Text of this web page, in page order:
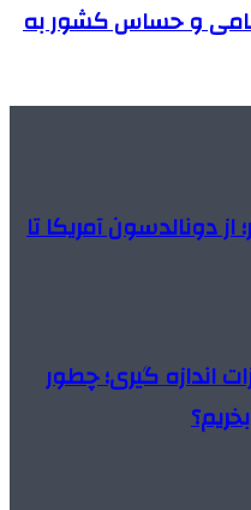
و حساس کشور به
از دونالدسون آمریکا تا
اندازه گیری؛ چطور